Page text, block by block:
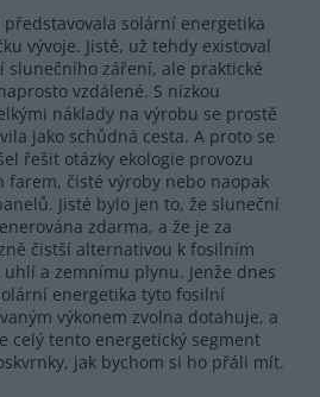
solární energetika
vývoje. Jistě, už tehdy existoval
slunečního záření, ale praktické
vzdálené. S nízkou
náklady na výrobu se prostě
jako schůdná cesta. A proto se
řešit otázky ekologie provozu
farem, čisté výroby nebo naopak
Jisté bylo jen to, že sluneční
zdarma, a že je za
čistší alternativou k fosilním
a zemnímu plynu. Jenže dnes
energetika tyto fosilní
výkonem zvolna dotahuje, a
celý tento energetický segment
jak bychom si ho přáli mít.